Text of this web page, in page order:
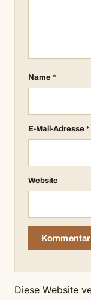
Name *
E-Mail-Adresse *
Website
Diese Website